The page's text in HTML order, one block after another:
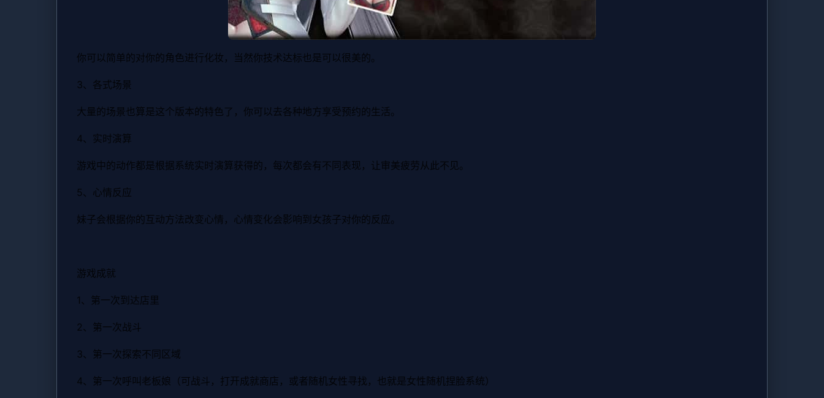
你可以简单的对你的角色进行化妆，当然你技术达标也是可以很美的。
3、各式场景
大量的场景也算是这个版本的特色了，你可以去各种地方享受预约的生活。
4、实时演算
游戏中的动作都是根据系统实时演算获得的，每次都会有不同表现，让审美疲劳从此不见。
5、心情反应
妹子会根据你的互动方法改变心情，心情变化会影响到女孩子对你的反应。
游戏成就
1、第一次到达店里
2、第一次战斗
3、第一次探索不同区域
4、第一次呼叫老板娘（可战斗，打开成就商店，或者随机女性寻找，也就是女性随机捏脸系统）